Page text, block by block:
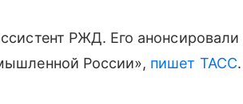
РЖД. Его
России», пишет ТАСС.